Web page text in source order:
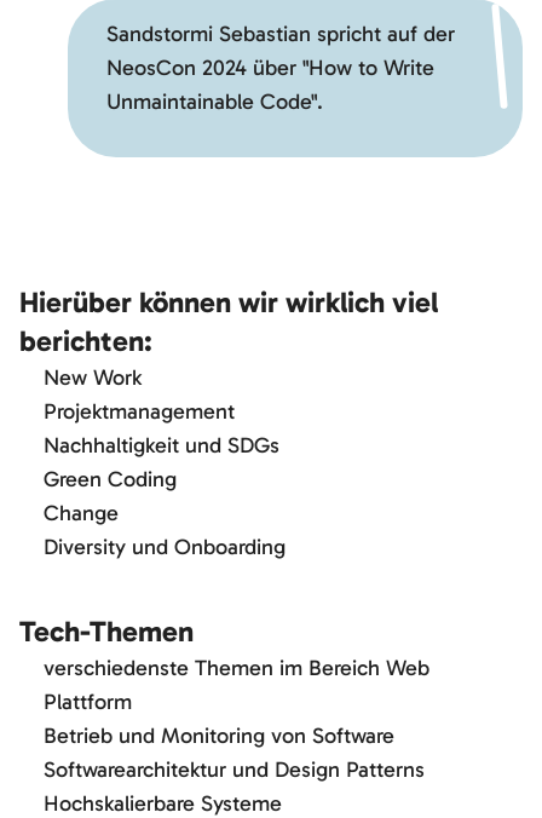
Sandstormi Sebastian spricht auf der
NeosCon 2024 über "How to Write
Unmaintainable Code".
Hierüber können wir wirklich viel
berichten:
New Work
Projektmanagement
Nachhaltigkeit und SDGs
Green Coding
Change
Diversity und Onboarding
Tech-Themen
verschiedenste Themen im Bereich Web
Plattform
Betrieb und Monitoring von Software
Softwarearchitektur und Design Patterns
Hochskalierbare Systeme